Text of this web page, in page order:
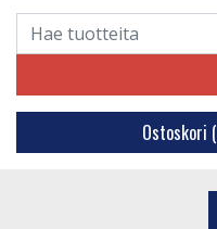
Ostoskori (